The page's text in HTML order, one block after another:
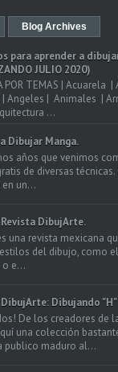
Blog Archives
para aprender a
JULIO 2020)
POR TEMAS | Acuarela
Angeles | Animales |
...
Dibujar Manga.
años que venimos
de diversas
un...
DibujArte.
una revista mexicana
del dibujo, como
e...
Dibujando
De los creadores de
una colección
publico maduro al...